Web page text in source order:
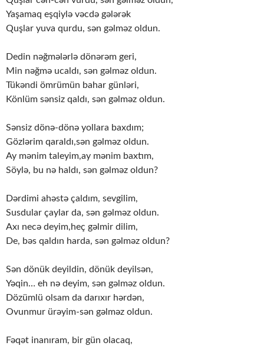
Yaşamaq eşqiylə vəcdə gələrək
Quşlar yuva qurdu, sən gəlməz oldun.
Dedin nəğmələrlə dönərəm geri,
Min nəğmə ucaldı, sən gəlməz oldun.
Tükəndi ömrümün bahar günləri,
Könlüm sənsiz qaldı, sən gəlməz oldun.
Sənsiz dönə-dönə yollara baxdım;
Gözlərim qaraldı,sən gəlməz oldun.
Ay mənim taleyim,ay mənim baxtım,
Söylə, bu nə haldı, sən gəlməz oldun?
Dərdimi ahəstə çaldım, sevgilim,
Susdular çaylar da, sən gəlməz oldun.
Axı necə deyim,heç gəlmir dilim,
De, bəs qaldın harda, sən gəlməz oldun?
Sən dönük deyildin, dönük deyilsən,
Yəqin… eh nə deyim, sən gəlməz oldun.
Dözümlü olsam da darıxır hərdən,
Ovunmur ürəyim-sən gəlməz oldun.
Fəqət inanıram, bir gün olacaq,